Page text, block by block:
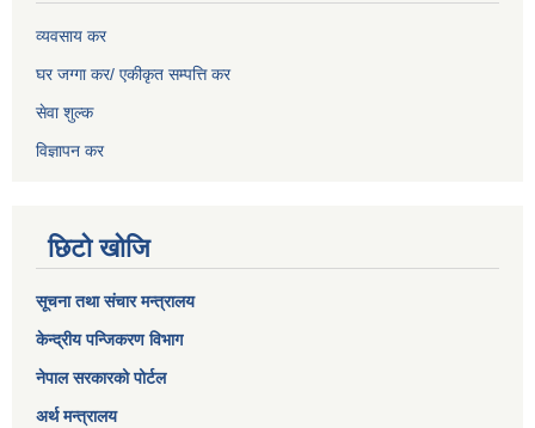
व्यवसाय कर
घर जग्गा कर/ एकीकृत सम्पत्ति कर
सेवा शुल्क
विज्ञापन कर
छिटो खोजि
सूचना तथा संचार मन्त्रालय
केन्द्रीय पन्जिकरण विभाग
नेपाल सरकारको पोर्टल
अर्थ मन्त्रालय